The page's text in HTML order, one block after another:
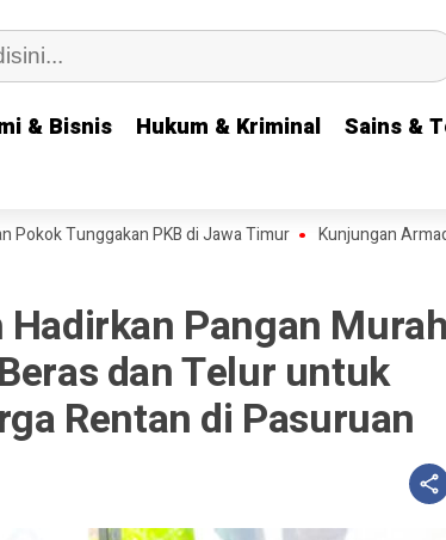
& Bisnis Hukum & Kriminal Sains &
& Bisnis Hukum & Kriminal Sains &
PKB di Jawa Timur Kunjungan Armada
Pangan
dan Telur untuk
Rentan di Pasuruan